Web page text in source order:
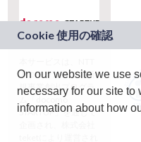
ドコモグループの新
規事業創出プログラ
ム「docomo
STARTUP」を通じて
On our website we use
necessary for our site to
information about how